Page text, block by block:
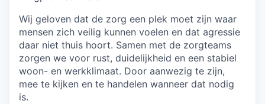
Wij geloven dat de zorg een plek moet zijn waar
mensen zich veilig kunnen voelen en dat agressie
daar niet thuis hoort. Samen met de zorgteams
zorgen we voor rust, duidelijkheid en een stabiel
woon- en werkklimaat. Door aanwezig te zijn,
mee te kijken en te handelen wanneer dat nodig
is.